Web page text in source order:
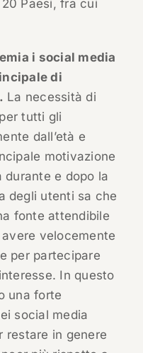
Paesi, fra cui
i social media
di
La necessità di
tutti gli
dall’età e
motivazione
durante e dopo la
degli utenti sa che
fonte attendibile
velocemente
per partecipare
In questo
una forte
social media
restare in genere